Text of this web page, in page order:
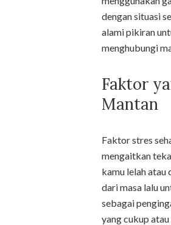
dengan situasi
alami pikiran
menghubungi
Faktor
Mantan
Faktor stres
mengaitkan
kamu lelah atau
dari masa lalu
sebagai
yang cukup